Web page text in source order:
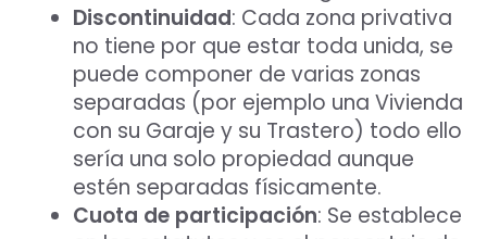
Discontinuidad: Cada zona privativa
no tiene por que estar toda unida, se
puede componer de varias zonas
separadas (por ejemplo una Vivienda
con su Garaje y su Trastero) todo ello
sería una solo propiedad aunque
estén separadas físicamente.
Cuota de participación: Se establece